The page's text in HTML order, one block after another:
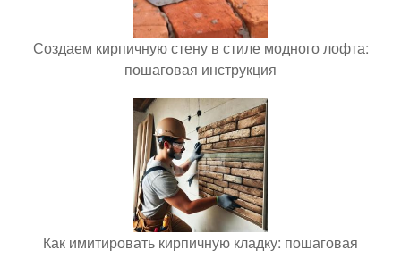
Создаем кирпичную стену в стиле модного лофта:
пошаговая инструкция
Как имитировать кирпичную кладку: пошаговая